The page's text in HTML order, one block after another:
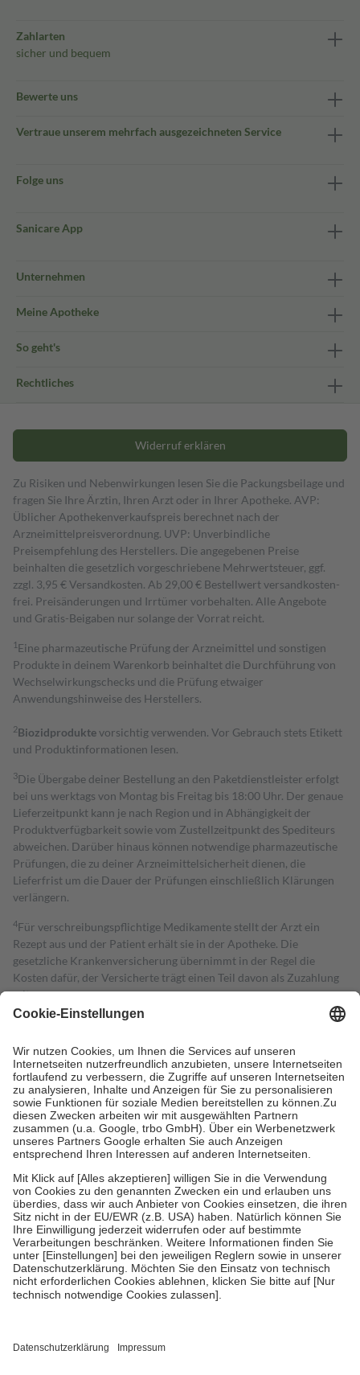
Zahlarten
sicher und bequem
Bewerte uns
Vertraue unserem mehrfach ausgezeichneten Service
Folge uns
Sanicare App
Unternehmen
Meine Apotheke
So geht's
Rechtliches
Widerruf erklären
Zu Risiken und Nebenwirkungen lesen Sie die Packungsbeilage und
fragen Sie Ihre Ärztin, Ihren Arzt oder in Ihrer Apotheke. AVP:
Üblicher Apothekenverkaufspreis berechnet nach der
Arzneimittelpreisverordnung. UVP: Unverbindliche
Preisempfehlung des Herstellers. Die angegebenen Preise
beinhalten die gesetzlich vorgeschriebene Mehrwertsteuer, ggf.
zzgl. 3,95 € Versandkosten. Ab 29,00 € Bestell­wert versand­kosten­
frei. Preisänderungen und Irrtümer vorbehalten. Alle Angebote
und Gratis-Beigaben nur solange der Vorrat reicht.
1 Eine pharmazeutische Prüfung der Arzneimittel und sonstigen
Produkte in deinem Warenkorb beinhaltet die Durchführung von
Wechselwirkungschecks und die Prüfung etwaiger
Anwendungshinweise des Herstellers.
2Biozidproduktevorsichtig verwenden. Vor Gebrauch stets Etikett
und Produktinformationen lesen.
3Die Übergabe deiner Bestellung an den Paketdienstleister erfolgt
bei uns werktags von Montag bis Freitag bis 18:00 Uhr. Der genaue
Lieferzeitpunkt kann je nach Region und in Abhängigkeit der
Produktverfügbarkeit sowie vom Zustellzeitpunkt des Spediteurs
abweichen. Darüber hinaus können notwendige pharmazeutische
Prüfungen, die zu deiner Arzneimittelsicherheit dienen, die
Lieferfrist um die Dauer der Prüfungen einschließlich Klärungen
verlängern.
4Für verschreibungspflichtige Medikamente stellt der Arzt ein
Rezept aus und der Patient erhält sie in der Apotheke. Die
gesetzliche Krankenversicherung übernimmt in der Regel die
Kosten dafür, der Versicherte trägt einen Teil davon als Zuzahlung
mit.
Grundsätzlich leisten Mitglieder Zuzahlungen in Höhe von zehn
höchstens zehn Euro.
Es sind jedoch nie mehr als die tatsächlichen
Kosten der Leistung zu entrichten.
Diese Regeln gelten grundsätzlich auch für Online-Apotheken.
Bei Heilmitteln und häuslicher Krankenpflege beträgt die
Zuzahlung zehn Prozent der Kosten sowie zehn Euro je
Verordnung.
Um das Engagement der Versicherten für ihre eigene Gesundheit zu
stärken und die besondere Stellung der Familie zu unterstützen,
fallenkeine Zuzahlungenan bei:
• Kindern und Jugendlichen bis zum vollendeten 18. Lebensjahr
mit Ausnahme der Fahrkosten
• Untersuchungen zur Vorsorge und Früherkennung, die von der
GKV getragen werden
• empfohlenen Schutzimpfungen
• Harn- und Blutteststreifen
getroffen, um sicherzustellen, dass es sich um echte Bewertungen